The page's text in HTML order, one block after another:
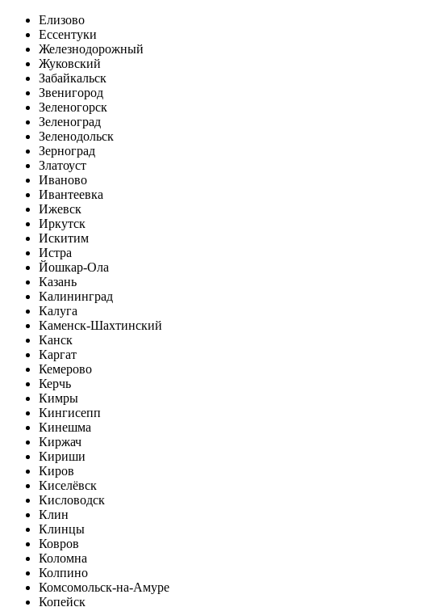
Елизово
Ессентуки
Железнодорожный
Жуковский
Забайкальск
Звенигород
Зеленогорск
Зеленоград
Зеленодольск
Зерноград
Златоуст
Иваново
Ивантеевка
Ижевск
Иркутск
Искитим
Истра
Йошкар-Ола
Казань
Калининград
Калуга
Каменск-Шахтинский
Канск
Каргат
Кемерово
Керчь
Кимры
Кингисепп
Кинешма
Киржач
Кириши
Киров
Киселёвск
Кисловодск
Клин
Клинцы
Ковров
Коломна
Колпино
Комсомольск-на-Амуре
Копейск